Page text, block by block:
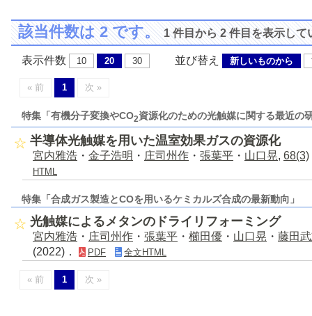
該当件数は 2 です。1 件目から 2 件目を表示して
表示件数 10 20 30 並び替え 新しいものから
« 前 1 次 »
特集「有機分子変換やCO2資源化のための光触媒に関する最近の
半導体光触媒を用いた温室効果ガスの資源化
宮内雅浩 ・ 金子浩明 ・ 庄司州作 ・ 張葉平 ・ 山口晃, 68(3)
HTML
特集「合成ガス製造とCOを用いるケミカルズ合成の最新動向」
光触媒によるメタンのドライリフォーミング
宮内雅浩 ・ 庄司州作 ・ 張葉平 ・ 櫛田優 ・ 山口晃 ・ 藤田
(2022)．
PDF 全文HTML
« 前 1 次 »